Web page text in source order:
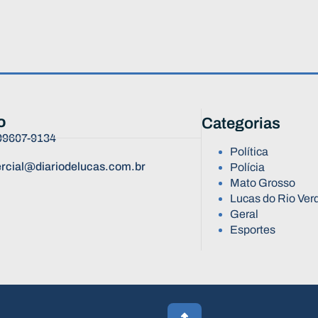
9134
Categorias
Política
Polícia
Mato Grosso
Lucas do Rio
Geral
Esportes